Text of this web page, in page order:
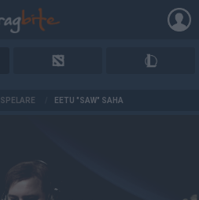
SPELARE EETU "SAW" SAHA